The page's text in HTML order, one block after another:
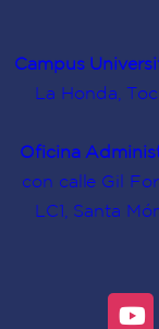
Campus
La Honda,
Oficina
con calle Gil
LC1, Santa